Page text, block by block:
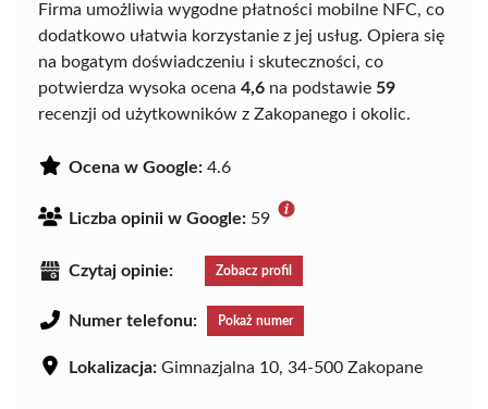
Firma umożliwia wygodne płatności mobilne NFC, co
dodatkowo ułatwia korzystanie z jej usług. Opiera się
na bogatym doświadczeniu i skuteczności, co
potwierdza wysoka ocena 4,6 na podstawie 59
recenzji od użytkowników z Zakopanego i okolic.
Ocena w Google: 4.6
Liczba opinii w Google: 59
Czytaj opinie: Zobacz profil
Numer telefonu: Pokaż numer
Lokalizacja: Gimnazjalna 10, 34-500 Zakopane